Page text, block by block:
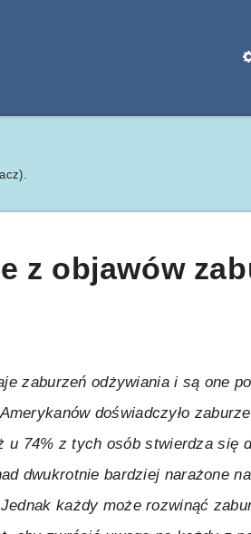
z objawów
zaburzeń odżywiania i są one
doświadczyło
u 74% z tych osób stwierdza się
dwukrotnie bardziej narażone
każdy może rozwinąć